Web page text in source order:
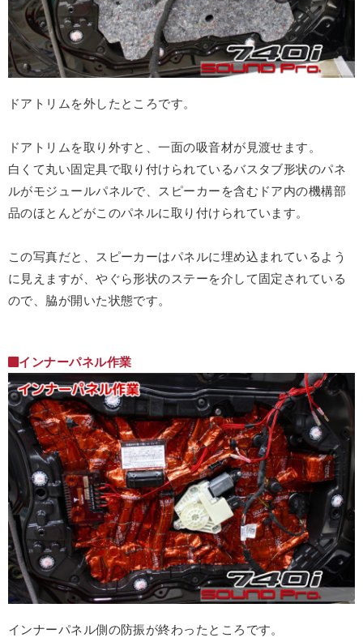
ドアトリムを外したところです。
ドアトリムを取り外すと、一面の吸音材が見渡せます。
白くて丸い固定具で取り付けられているバスタブ形状のパネ
ルがモジュールパネルで、スピーカーを含むドア内の機構部
品のほとんどがこのパネルに取り付けられています。
この写真だと、スピーカーはパネルに埋め込まれているよう
に見えますが、やぐら形状のステーを介して固定されている
ので、脇が開いた状態です。
インナーパネル作業
インナーパネル側の防振が終わったところです。